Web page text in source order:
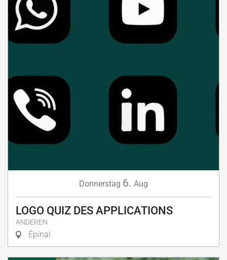
Donnerstag 6. Aug
LOGO QUIZ DES APPLICATIONS
ANDEREN
Épinal